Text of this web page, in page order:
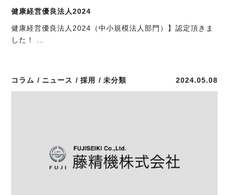
健康経営優良法人2024
健康経営優良法人2024（中小規模法人部門）】認定頂きま
した！ …
コラム ニュース 採用 未分類 2024.05.08